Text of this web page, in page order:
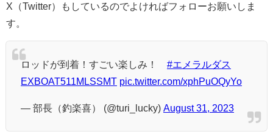
X（Twitter）もしているのでよければフォローお願いしま
す。
ロッドが到着！すごい楽しみ！ #エメラルダス
EXBOAT511MLSSMT pic.twitter.com/xphPuOQyYo
— 部長（釣楽喜） (@turi_lucky) August 31, 2023